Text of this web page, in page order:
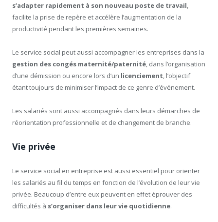
s’adapter rapidement à son nouveau poste de travail,
facilite la prise de repère et accélère l’augmentation de la
productivité pendant les premières semaines.
Le service social peut aussi accompagner les entreprises dans la
gestion des congés maternité/paternité, dans l’organisation
d’une démission ou encore lors d’un licenciement, l’objectif
étant toujours de minimiser l’impact de ce genre d’événement.
Les salariés sont aussi accompagnés dans leurs démarches de
réorientation professionnelle et de changement de branche.
Vie privée
Le service social en entreprise est aussi essentiel pour orienter
les salariés au fil du temps en fonction de l’évolution de leur vie
privée. Beaucoup d’entre eux peuvent en effet éprouver des
difficultés à s’organiser dans leur vie quotidienne.